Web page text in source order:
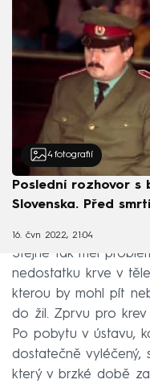
4 fotografií
Poslední rozhovor s
Slovenska. Před
16. čvn 2022, 21:04
Stejně tak měl
nedostatku krve v
kterou by mohl pít
do žil. Zprvu pro krev
Po pobytu v ústavu,
dostatečně vyléčený,
který v brzké době